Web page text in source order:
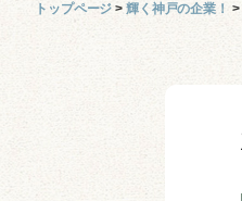
トップページ 輝く神戸の企業！